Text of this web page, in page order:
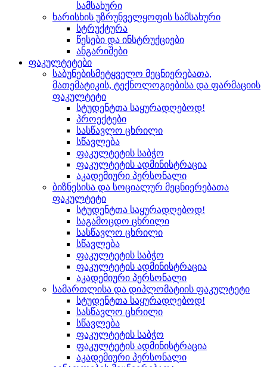
სამსახური
ხარისხის უზრუნველყოფის სამსახური
სტრუქტურა
წესები და ინსტრუქციები
ანგარიშები
ფაკულტეტები
საბუნებისმეტყველო მეცნიერებათა,
მათემატიკის, ტექნოლოგიებისა და ფარმაციის
ფაკულტეტი
სტუდენტთა საყურადღებოდ!
პროექტები
სასწავლო ცხრილი
სწავლება
ფაკულტეტის საბჭო
ფაკულტეტის ადმინისტრაცია
აკადემიური პერსონალი
ბიზნესისა და სოციალურ მეცნიერებათა
ფაკულტეტი
სტუდენტთა საყურადღებოდ!
საგამოცდო ცხრილი
სასწავლო ცხრილი
სწავლება
ფაკულტეტის საბჭო
ფაკულტეტის ადმინისტრაცია
აკადემიური პერსონალი
სამართლისა და დიპლომატიის ფაკულტეტი
სტუდენტთა საყურადღებოდ!
სასწავლო ცხრილი
სწავლება
ფაკულტეტის საბჭო
ფაკულტეტის ადმინისტრაცია
აკადემიური პერსონალი